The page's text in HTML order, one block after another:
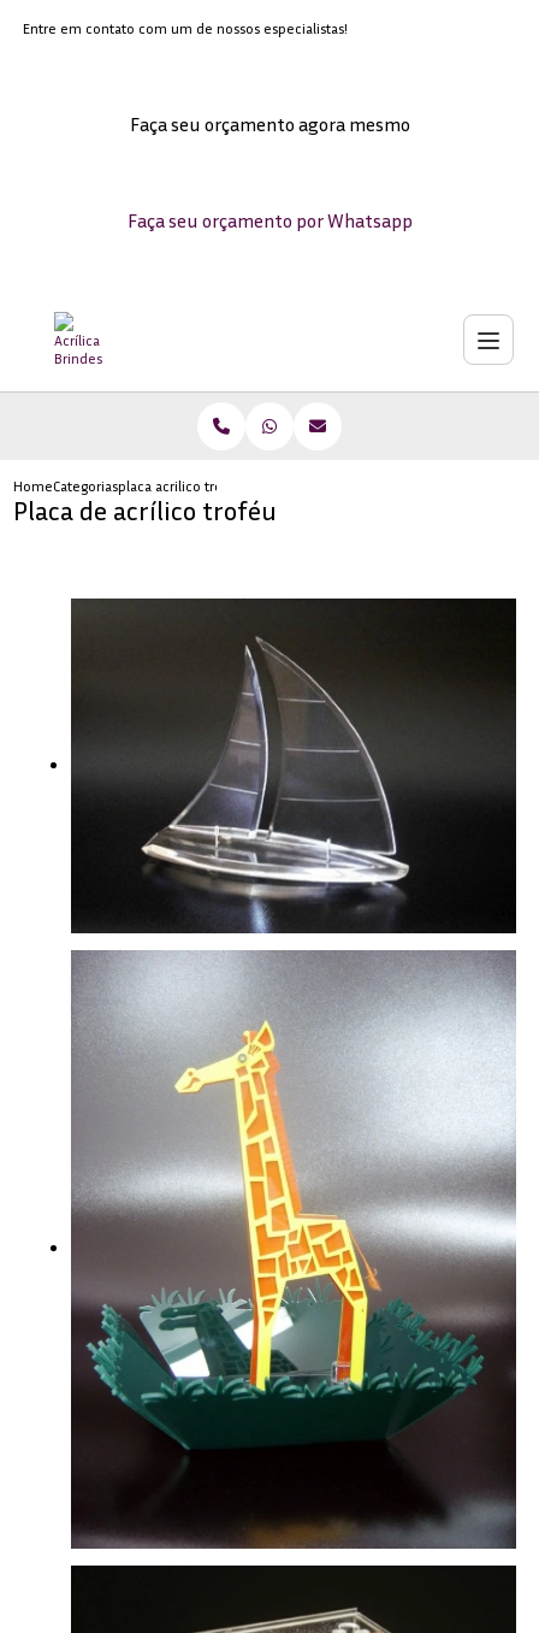
Entre em contato com um de nossos especialistas!
Faça seu orçamento agora mesmo
Faça seu orçamento por Whatsapp
HomeCategoriasplaca acrilico trofeu
Placa de acrílico troféu